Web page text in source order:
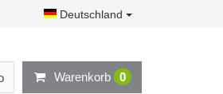
Deutschland
Warenkorb 0